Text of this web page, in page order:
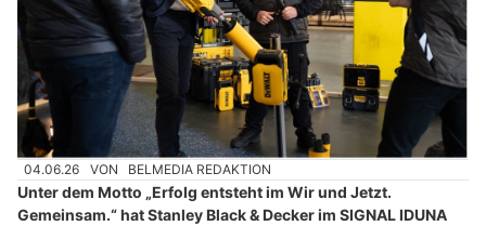
04.06.26 VON BELMEDIA REDAKTION
Unter dem Motto „Erfolg entsteht im Wir und Jetzt.
Gemeinsam.“ hat Stanley Black & Decker im SIGNAL IDUNA